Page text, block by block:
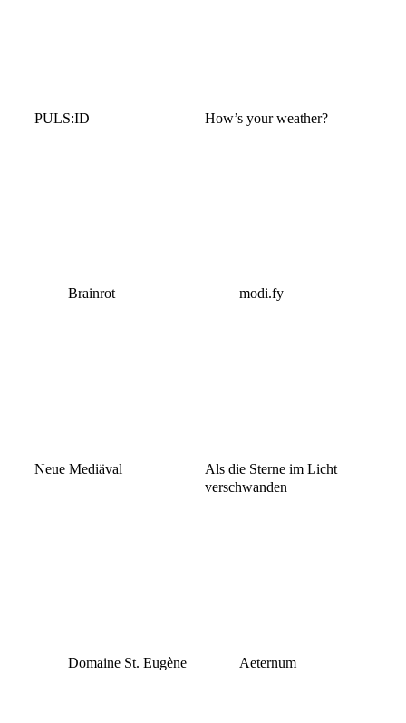
PULS:ID How’s your weather?
Brainrot modi.fy
Neue Mediäval
Als die Sterne im Licht
verschwanden
Domaine St. Eugène Aeternum